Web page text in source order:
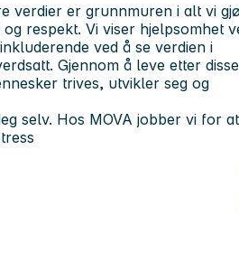
verdier er grunnmuren i alt vi
respekt. Vi viser hjelpsomhet
ved å se verdien i
Gjennom å leve etter disse
trives, utvikler seg og
selv. Hos MOVA jobber vi for at